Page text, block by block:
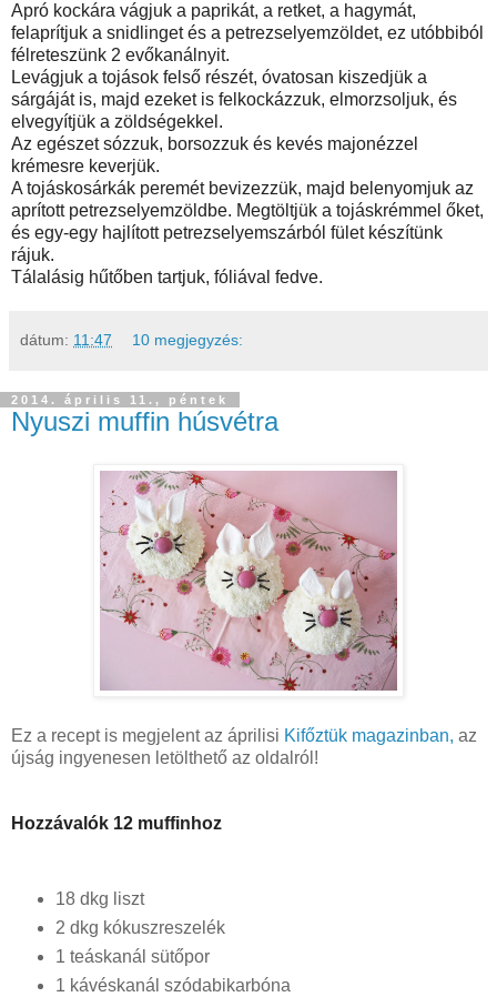
Apró kockára vágjuk a paprikát, a retket, a hagymát,
felaprítjuk a snidlinget és a petrezselyemzöldet, ez utóbbiból
félreteszünk 2 evőkanálnyit.
Levágjuk a tojások felső részét, óvatosan kiszedjük a
sárgáját is, majd ezeket is felkockázzuk, elmorzsoljuk, és
elvegyítjük a zöldségekkel.
Az egészet sózzuk, borsozzuk és kevés majonézzel
krémesre keverjük.
A tojáskosárkák peremét bevizezzük, majd belenyomjuk az
aprított petrezselyemzöldbe. Megtöltjük a tojáskrémmel őket,
és egy-egy hajlított petrezselyemszárból fület készítünk
rájuk.
Tálalásig hűtőben tartjuk, fóliával fedve.
dátum: 11:47 10 megjegyzés:
2014. április 11., péntek
Nyuszi muffin húsvétra
Ez a recept is megjelent az áprilisi Kifőztük magazinban, az
újság ingyenesen letölthető az oldalról!
Hozzávalók 12 muffinhoz
18 dkg liszt
2 dkg kókuszreszelék
1 teáskanál sütőpor
1 kávéskanál szódabikarbóna